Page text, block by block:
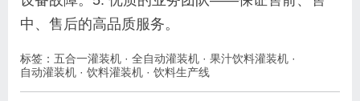
中、售后的高品质服务。
标签： 五合一灌装机 · 全自动灌装机 · 果汁饮料灌装机 ·
自动灌装机 · 饮料灌装机 · 饮料生产线